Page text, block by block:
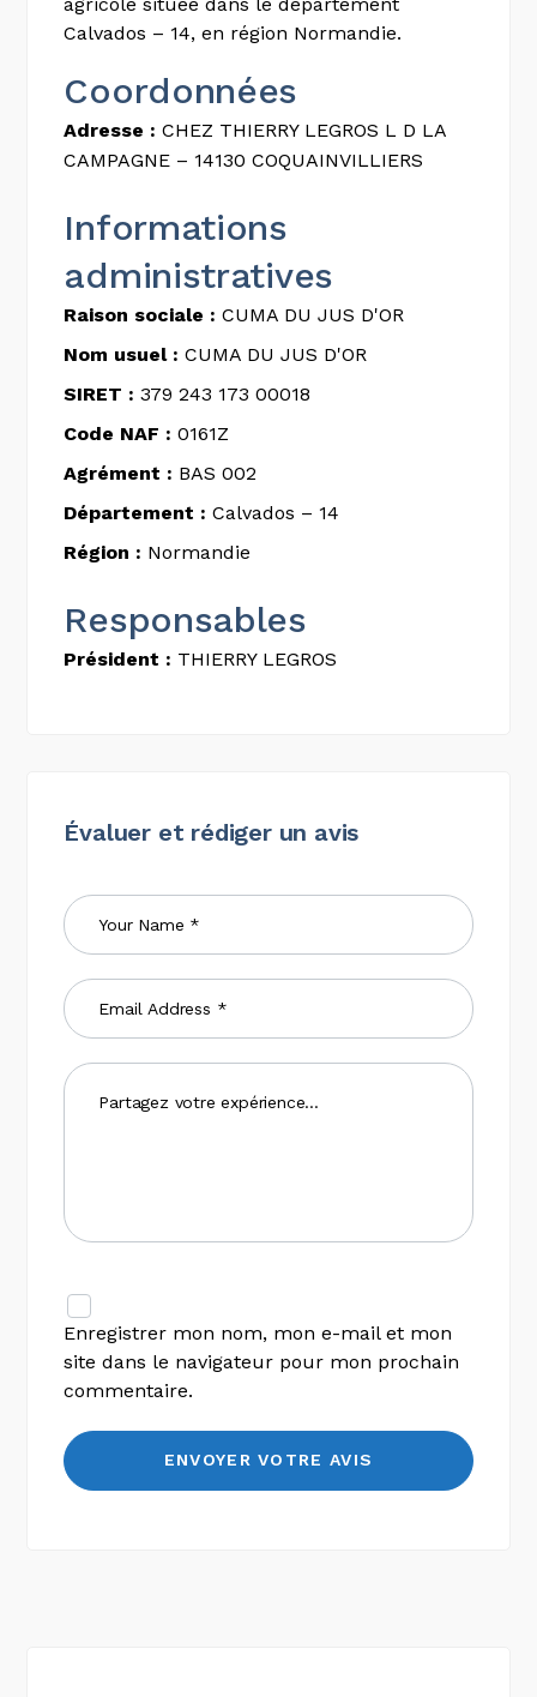
Calvados – 14, en région Normandie.
Coordonnées
Adresse : CHEZ THIERRY LEGROS L D LA
CAMPAGNE – 14130 COQUAINVILLIERS
Informations
administratives
Raison sociale : CUMA DU JUS D'OR
Nom usuel : CUMA DU JUS D'OR
SIRET : 379 243 173 00018
Code NAF : 0161Z
Agrément : BAS 002
Département : Calvados – 14
Région : Normandie
Responsables
Président : THIERRY LEGROS
Évaluer et rédiger un avis
Enregistrer mon nom, mon e-mail et mon
site dans le navigateur pour mon prochain
commentaire.